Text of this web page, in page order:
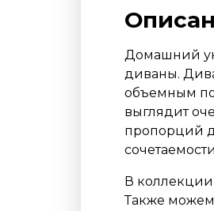
Домашний
диваны.
объемным
выглядит
пропорций
В коллекции
Также можем